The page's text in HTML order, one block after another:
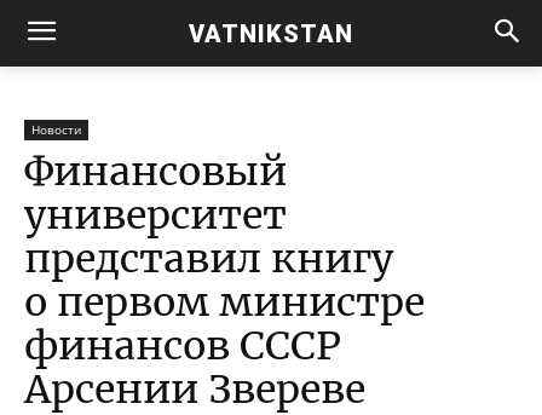
VATNIKSTAN
Новости
Финансовый
университет
представил книгу
о первом министре
финансов СССР
Арсении Звереве